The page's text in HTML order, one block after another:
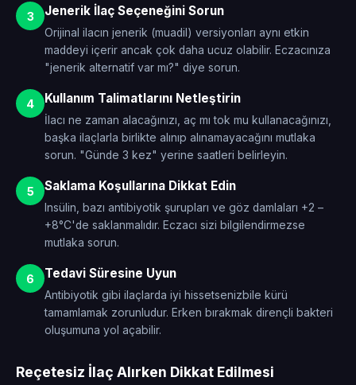
3 Jenerik İlaç Seçeneğini Sorun
Orijinal ilacın jenerik (muadil) versiyonları aynı etkin
maddeyi içerir ancak çok daha ucuz olabilir. Eczacınıza
"jenerik alternatif var mı?" diye sorun.
4 Kullanım Talimatlarını Netleştirin
İlacı ne zaman alacağınızı, aç mı tok mu kullanacağınızı,
başka ilaçlarla birlikte alınıp alınamayacağını mutlaka
sorun. "Günde 3 kez" yerine saatleri belirleyin.
5 Saklama Koşullarına Dikkat Edin
Insülin, bazı antibiyotik şurupları ve göz damlaları +2 –
+8°C'de saklanmalıdır. Eczacı sizi bilgilendirmezse
mutlaka sorun.
6 Tedavi Süresine Uyun
Antibiyotik gibi ilaçlarda iyi hissetsenizbile kürü
tamamlamak zorunludur. Erken bırakmak dirençli bakteri
oluşumuna yol açabilir.
Reçetesiz İlaç Alırken Dikkat Edilmesi